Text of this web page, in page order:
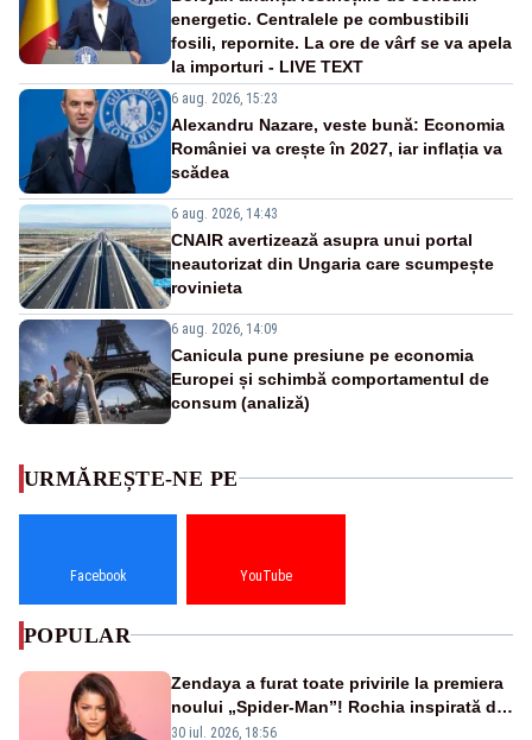
energetic. Centralele pe combustibili
fosili, repornite. La ore de vârf se va apela
la importuri - LIVE TEXT
6 aug. 2026, 15:23
Alexandru Nazare, veste bună: Economia
României va crește în 2027, iar inflația va
scădea
6 aug. 2026, 14:43
CNAIR avertizează asupra unui portal
neautorizat din Ungaria care scumpește
rovinieta
6 aug. 2026, 14:09
Canicula pune presiune pe economia
Europei și schimbă comportamentul de
consum (analiză)
URMĂREȘTE-NE PE
Facebook YouTube
POPULAR
Zendaya a furat toate privirile la premiera
noului „Spider-Man”! Rochia inspirată de
pânza de păianjen a făcut senzație
30 iul. 2026, 18:56